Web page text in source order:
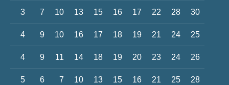
3 7 10 13 15 16 17 22 28 30
4 9 10 16 17 18 19 21 24 25
4 9 11 14 18 19 20 23 24 26
5 6 7 10 13 15 16 21 25 28